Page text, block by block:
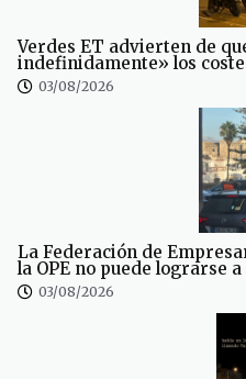
Verdes ET advierten de
indefinidamente» los
03/08/2026
La Federación de
la OPE no puede lograrse
03/08/2026